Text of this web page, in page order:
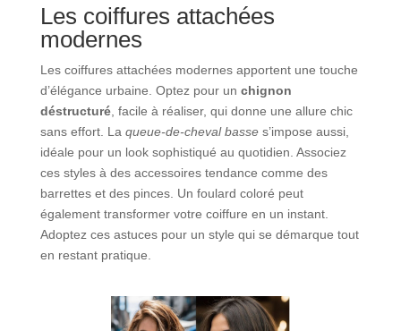
Les coiffures attachées
modernes
Les coiffures attachées modernes apportent une touche
d’élégance urbaine. Optez pour un chignon
déstructuré, facile à réaliser, qui donne une allure chic
sans effort. La queue-de-cheval basses’impose aussi,
idéale pour un look sophistiqué au quotidien. Associez
ces styles à des accessoires tendance comme des
barrettes et des pinces. Un foulard coloré peut
également transformer votre coiffure en un instant.
Adoptez ces astuces pour un style qui se démarque tout
en restant pratique.